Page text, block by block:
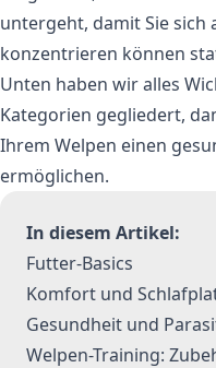
untergeht, damit Sie sich
konzentrieren können
Unten haben wir alles
Kategorien gegliedert,
Ihrem Welpen einen
ermöglichen.
In diesem Artikel:
Futter-Basics
Komfort und
Gesundheit und
Welpen-Training: